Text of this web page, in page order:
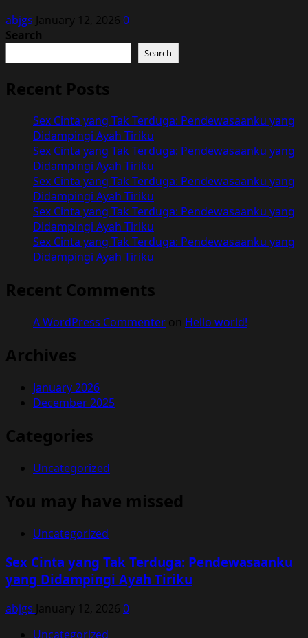
abjgs January 12, 2026 0
Search
Search
Recent Posts
Sex Cinta yang Tak Terduga: Pendewasaanku yang
Didampingi Ayah Tiriku
Sex Cinta yang Tak Terduga: Pendewasaanku yang
Didampingi Ayah Tiriku
Sex Cinta yang Tak Terduga: Pendewasaanku yang
Didampingi Ayah Tiriku
Sex Cinta yang Tak Terduga: Pendewasaanku yang
Didampingi Ayah Tiriku
Sex Cinta yang Tak Terduga: Pendewasaanku yang
Didampingi Ayah Tiriku
Recent Comments
A WordPress Commenter on Hello world!
Archives
January 2026
December 2025
Categories
Uncategorized
You may have missed
Uncategorized
Sex Cinta yang Tak Terduga: Pendewasaanku
yang Didampingi Ayah Tiriku
abjgs January 12, 2026 0
Uncategorized